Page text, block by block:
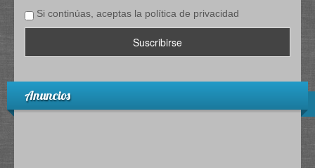
Si continúas, aceptas la política de privacidad
Anuncios